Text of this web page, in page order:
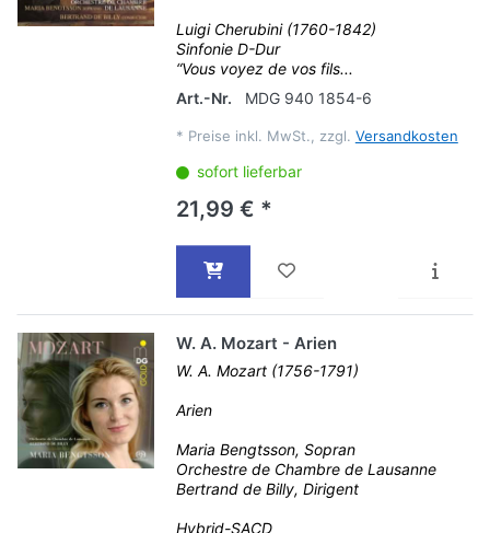
Luigi Cherubini (1760-1842)
Sinfonie D-Dur
“Vous voyez de vos fils...
Art.-Nr.
MDG 940 1854-6
* Preise inkl. MwSt., zzgl. Versandkosten
sofort lieferbar
21,99 € *
W. A. Mozart - Arien
W. A. Mozart (1756-1791)
Arien
Maria Bengtsson, Sopran
Orchestre de Chambre de Lausanne
Bertrand de Billy, Dirigent
Hybrid-SACD